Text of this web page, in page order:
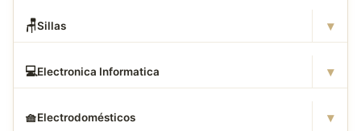
🪑Sillas ▾
💻Electronica Informatica ▾
🧺Electrodomésticos ▾